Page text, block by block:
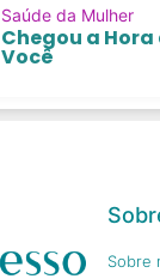
Saúde da Mulher
Chegou a
Você
Sobre